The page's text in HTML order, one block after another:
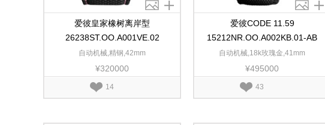
爱彼皇家橡树离岸型
26238ST.OO.A001VE.02
自动机械,精钢,42mm
¥320000
14
爱彼CODE 11.59
15212NR.OO.A002KB.01-AB
自动机械,18k玫瑰金,41mm
¥495000
43